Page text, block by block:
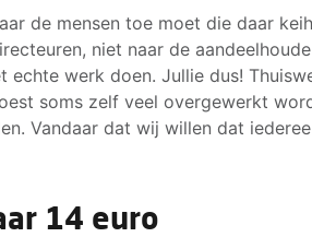
de mensen toe moet die daar
niet naar de
echte werk doen. Jullie dus!
soms zelf veel overgewerkt
Vandaar dat wij willen dat
14 euro